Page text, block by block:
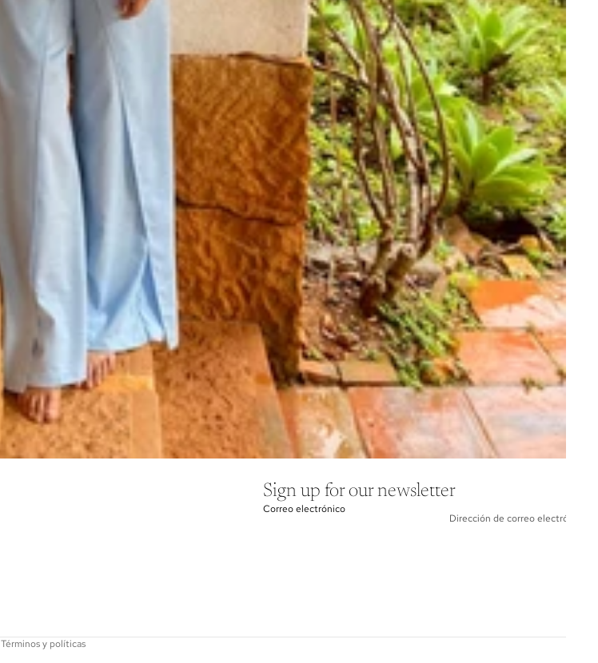
Sign up for our newsletter
Correo electrónico
Términos y políticas